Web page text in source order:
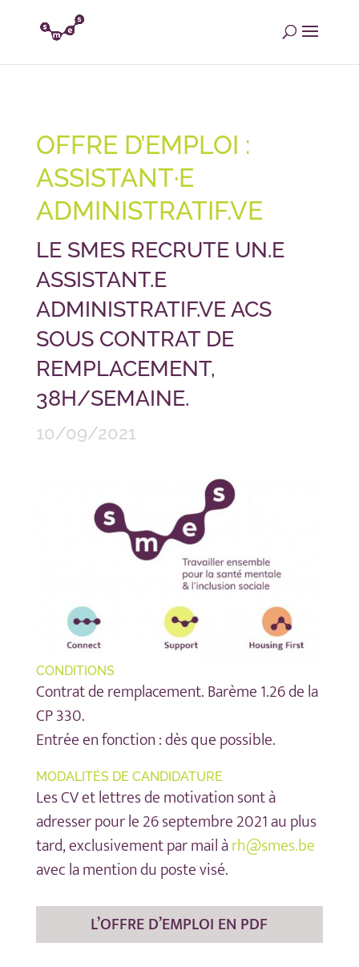
OFFRE D’EMPLOI :
ASSISTANT·E
ADMINISTRATIF.VE
LE SMES RECRUTE UN.E
ASSISTANT.E
ADMINISTRATIF.VE ACS
SOUS CONTRAT DE
REMPLACEMENT,
38H/SEMAINE.
10/09/2021
CONDITIONS
Contrat de remplacement. Barème 1.26 de la
CP 330.
Entrée en fonction : dès que possible.
MODALITÉS DE CANDIDATURE
Les CV et lettres de motivation sont à
adresser pour le 26 septembre 2021 au plus
tard, exclusivement par mail àrh@smes.be
avec la mention du poste visé.
L’OFFRE D’EMPLOI EN PDF